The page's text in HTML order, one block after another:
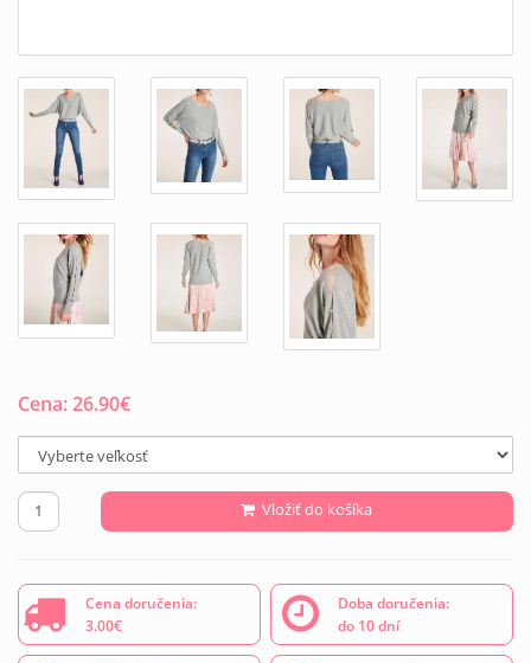
Cena:26.90€
Vložiť do košíka
Cena doručenia:
3.00€
Doba doručenia:
do 10 dní